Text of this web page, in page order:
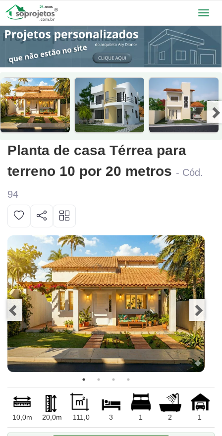
Planta de casa Térrea para
terreno 10 por 20 metros - Cód.
94
10,0m 20,0m 111,0 3 1 2 1